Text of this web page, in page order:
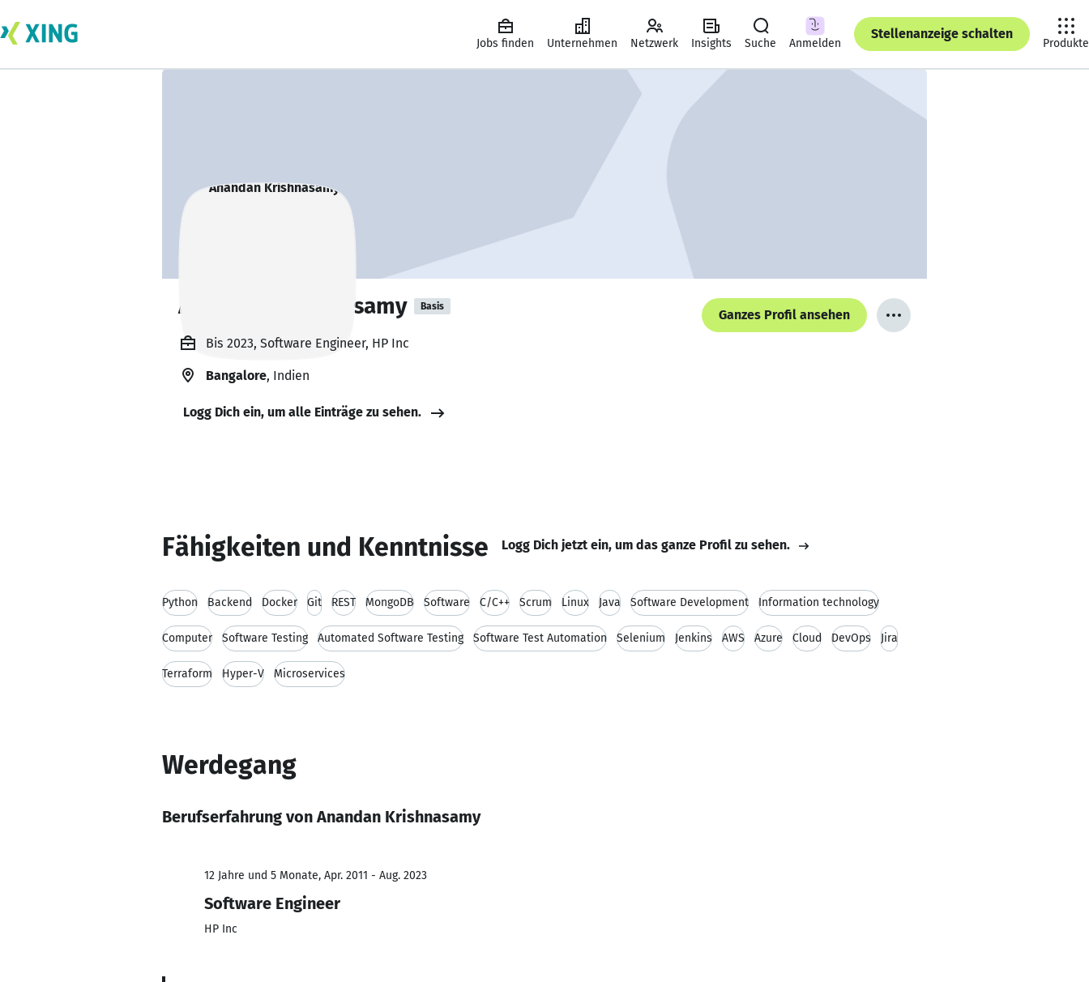
Jobs finden Unternehmen Netzwerk Insights Suche Anmelden
Stellenanzeige schalten
Produkte
Anandan Krishnasamy Basis
Ganzes Profil ansehen
Bis 2023, Software Engineer, HP Inc
Bangalore, Indien
Logg Dich ein, um alle Einträge zu sehen.
Fähigkeiten und Kenntnisse Logg Dich jetzt ein, um das ganze Profil zu sehen.
Python Backend Docker Git REST MongoDB Software C/C++ Scrum Linux Java Software Development Information technology
Computer Software Testing Automated Software Testing Software Test Automation Selenium Jenkins AWS Azure Cloud DevOps Jira
Terraform Hyper-V Microservices
Werdegang
Berufserfahrung von Anandan Krishnasamy
12 Jahre und 5 Monate, Apr. 2011 - Aug. 2023
Software Engineer
HP Inc